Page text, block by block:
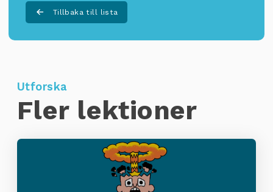
Tillbaka till lista
Utforska
Fler lektioner